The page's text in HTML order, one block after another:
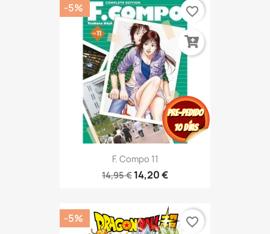
F. Compo 11
14,95 € 14,20 €
-5% favorite_border
-5% favorite_border